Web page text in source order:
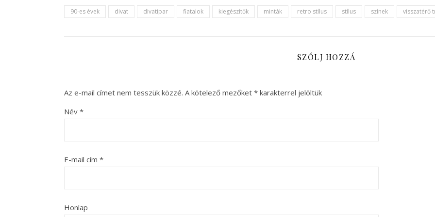
90-es évek divat divatipar fiatalok kiegészítők minták retro stílus stílus színek visszatérő
SZÓLJ HOZZÁ
Az e-mail címet nem tesszük közzé. A kötelező mezőket * karakterrel jelöltük
Név *
E-mail cím *
Honlap